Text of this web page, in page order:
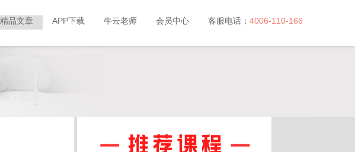
精品文章 APP下载 牛云老师 会员中心 客服电话： 4006-110-166